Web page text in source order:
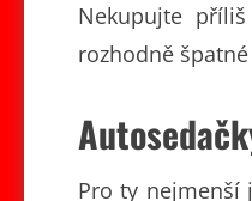
Nekupujte
rozhodně
Pro ty